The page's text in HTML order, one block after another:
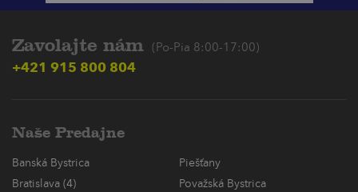
Zavolajte nám (Po-Pia 8:00-17:00)
+421 915 800 804
Naše Predajne
Banská Bystrica
Piešťany
Bratislava (4)
Považská Bystrica